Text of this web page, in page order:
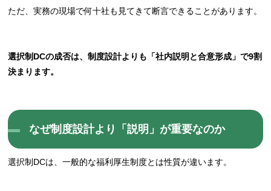
ただ、実務の現場で何十社も見てきて断言できることがあります。
選択制DCの成否は、制度設計よりも「社内説明と合意形成」で9割
決まります。
なぜ制度設計より「説明」が重要なのか
選択制DCは、一般的な福利厚生制度とは性質が違います。